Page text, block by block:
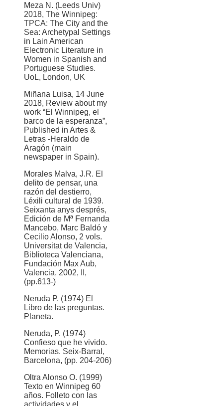
Meza N. (Leeds Univ)
2018, The Winnipeg:
TPCA: The City and the
Sea: Archetypal Settings
in Lain American
Electronic Literature in
Women in Spanish and
Portuguese Studies.
UoL, London, UK
Miñana Luisa, 14 June
2018, Review about my
work “El Winnipeg, el
barco de la esperanza”,
Published in Artes &
Letras -Heraldo de
Aragón (main
newspaper in Spain).
Morales Malva, J.R. El
delito de pensar, una
razón del destierro,
Léxili cultural de 1939.
Seixanta anys després,
Edición de Mª Fernanda
Mancebo, Marc Baldó y
Cecilio Alonso, 2 vols.
Universitat de Valencia,
Biblioteca Valenciana,
Fundación Max Aub,
Valencia, 2002, II,
(pp.613-)
Neruda P. (1974) El
Libro de las preguntas.
Planeta.
Neruda, P. (1974)
Confieso que he vivido.
Memorias. Seix-Barral,
Barcelona, (pp. 204-206)
Oltra Alonso O. (1999)
Texto en Winnipeg 60
años. Folleto con las
actividades y el